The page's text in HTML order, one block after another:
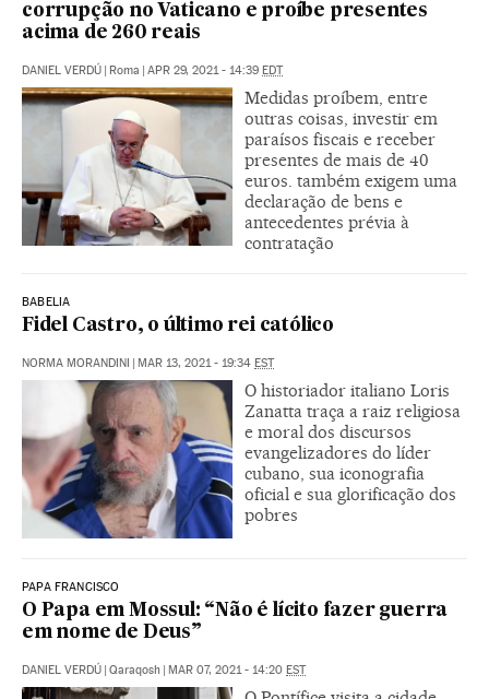
corrupção no Vaticano e proíbe presentes
acima de 260 reais
DANIEL VERDÚ | Roma | APR 29, 2021 - 14:39 EDT
Medidas proíbem, entre
outras coisas, investir em
paraísos fiscais e receber
presentes de mais de 40
euros. também exigem uma
declaração de bens e
antecedentes prévia à
contratação
BABELIA
Fidel Castro, o último rei católico
NORMA MORANDINI | MAR 13, 2021 - 19:34 EST
O historiador italiano Loris
Zanatta traça a raiz religiosa
e moral dos discursos
evangelizadores do líder
cubano, sua iconografia
oficial e sua glorificação dos
pobres
PAPA FRANCISCO
O Papa em Mossul: “Não é lícito fazer guerra
em nome de Deus”
DANIEL VERDÚ | Qaraqosh | MAR 07, 2021 - 14:20 EST